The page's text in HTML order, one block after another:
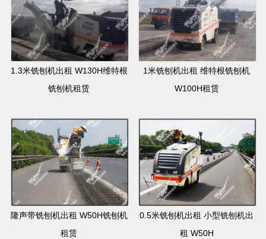
1.3米铣刨机出租 W130H维特根
铣刨机租赁
1米铣刨机出租 维特根铣刨机
W100H租赁
隆声带铣刨机出租 W50H铣刨机
租赁
0.5米铣刨机出租 小型铣刨机出
租 W50H